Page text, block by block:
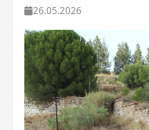
26.05.2026